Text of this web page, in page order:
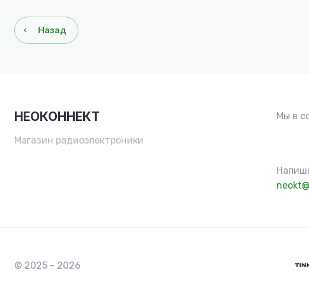
Назад
НЕОКОННЕКТ
Магазин радиоэлектроники
Мы в
© 2025 - 2026